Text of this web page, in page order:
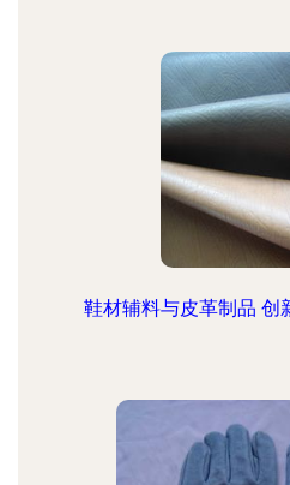
鞋材辅料与皮革制品 创